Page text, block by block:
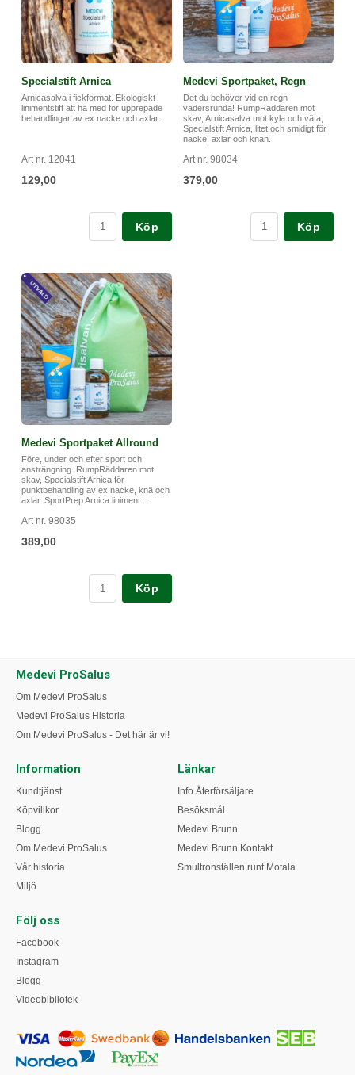
Specialstift Arnica
Arnicasalva i fickformat. Ekologiskt
linimentstift att ha med för upprepade
behandlingar av ex nacke och axlar.
Art nr. 12041
129,00
Köp
Medevi Sportpaket, Regn
Det du behöver vid en regn-
vädersrunda! RumpRäddaren mot
skav, Arnicasalva mot kyla och väta,
Specialstift Arnica, litet och smidigt för
nacke, axlar och knän.
Art nr. 98034
379,00
Köp
Medevi Sportpaket Allround
Före, under och efter sport och
ansträngning. RumpRäddaren mot
skav, Specialstift Arnica för
punktbehandling av ex nacke, knä och
axlar. SportPrep Arnica liniment...
Art nr. 98035
389,00
Köp
Medevi ProSalus
Om Medevi ProSalus
Medevi ProSalus Historia
Om Medevi ProSalus - Det här är vi!
Information
Kundtjänst
Köpvillkor
Blogg
Om Medevi ProSalus
Vår historia
Miljö
Länkar
Info Återförsäljare
Besöksmål
Medevi Brunn
Medevi Brunn Kontakt
Smultronställen runt Motala
Följ oss
Facebook
Instagram
Blogg
Videobibliotek